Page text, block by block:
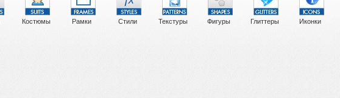
Костюмы Рамки Стили Текстуры Фигуры Глиттеры Иконки